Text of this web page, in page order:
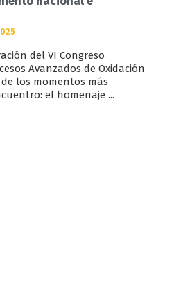
del VI Congreso
Avanzados de Oxidación
de los momentos más
el homenaje ...